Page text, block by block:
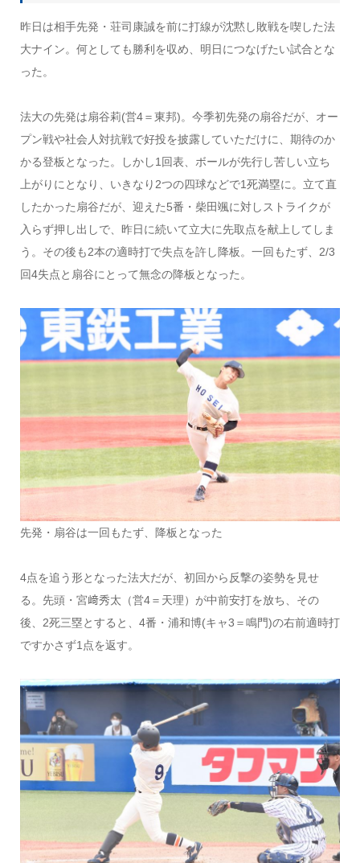
昨日は相手先発・荘司康誠を前に打線が沈黙し敗戦を喫した法
大ナイン。何としても勝利を収め、明日につなげたい試合とな
った。
法大の先発は扇谷莉(営4＝東邦)。今季初先発の扇谷だが、オー
プン戦や社会人対抗戦で好投を披露していただけに、期待のか
かる登板となった。しかし1回表、ボールが先行し苦しい立ち
上がりにとなり、いきなり2つの四球などで1死満塁に。立て直
したかった扇谷だが、迎えた5番・柴田颯に対しストライクが
入らず押し出しで、昨日に続いて立大に先取点を献上してしま
う。その後も2本の適時打で失点を許し降板。一回もたず、2/3
回4失点と扇谷にとって無念の降板となった。
先発・扇谷は一回もたず、降板となった
4点を追う形となった法大だが、初回から反撃の姿勢を見せ
る。先頭・宮﨑秀太（営4＝天理）が中前安打を放ち、その
後、2死三塁とすると、4番・浦和博(キャ3＝鳴門)の右前適時打
ですかさず1点を返す。